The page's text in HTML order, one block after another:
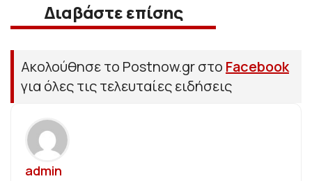
Διαβάστε επίσης
Ακολούθησε το Postnow.gr στο Facebook
για όλες τις τελευταίες ειδήσεις
admin